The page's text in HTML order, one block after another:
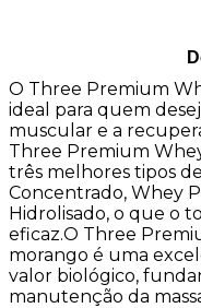
O Three Premium
ideal para quem
muscular e a
Three Premium
três melhores tipos
Concentrado, Whey
Hidrolisado, o que o
eficaz.O Three
morango é uma
valor biológico,
manutenção da